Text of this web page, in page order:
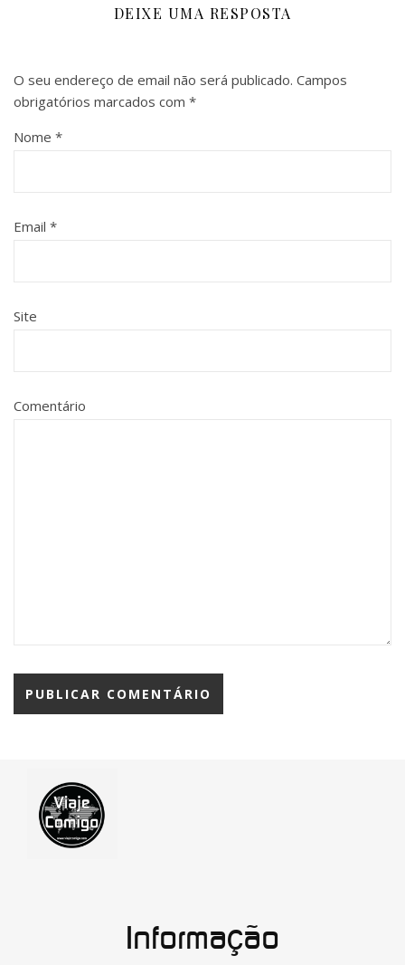
DEIXE UMA RESPOSTA
O seu endereço de email não será publicado. Campos
obrigatórios marcados com *
Nome *
Email *
Site
Comentário
Informação